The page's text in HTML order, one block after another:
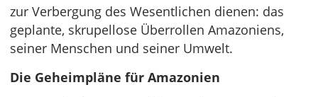
zur Verbergung des Wesentlichen dienen: das
geplante, skrupellose Überrollen Amazoniens,
seiner Menschen und seiner Umwelt.
Die Geheimpläne für Amazonien